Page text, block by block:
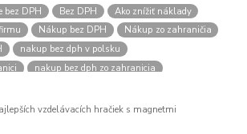
bez DPH Bez DPH
Ako znížiť náklady
Nákup bez DPH
Nákup zo zahraničia
nakup bez dph v polsku
nakup bez dph zo zahranicia
Smart hodinky pre deti
vzdelávacích hračiek s magnetmi